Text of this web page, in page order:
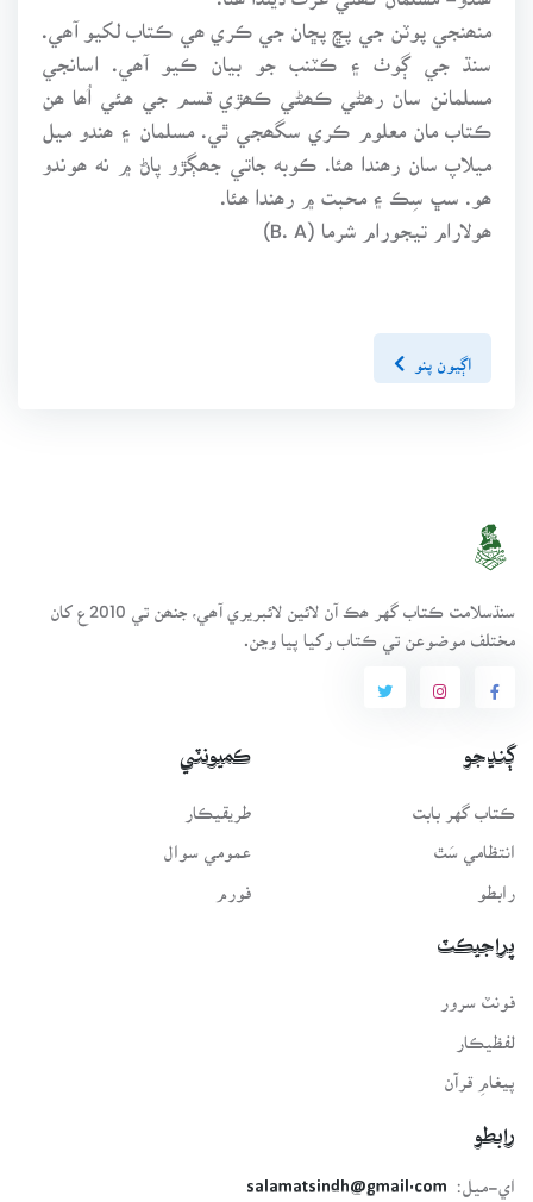
منھنجي پوٽن جي پڇ پڇان جي ڪري ھي ڪتاب لکيو آھي.
سنڌ جي ڳوٺ ۽ ڪٽنب جو بيان ڪيو آھي. اسانجي
مسلمانن سان رھڻي ڪھڻي ڪھڙي قسم جي ھئي اُھا ھن
ڪتاب مان معلوم ڪري سگھجي ٿي. مسلمان ۽ ھندو ميل
ميلاپ سان رھندا ھئا. ڪوبه جاتي جھڳڙو پاڻ ۾ نه ھوندو
ھو. سڀ سِڪ ۽ محبت ۾ رھندا ھئا.
ھولارام تيجورام شرما (B. A)
اڳيون پنو
سنڌسلامت ڪتاب گهر ھڪ آن لائين لائبريري آھي، جنھن تي 2010ع کان
مختلف موضوعن تي ڪتاب رکيا پيا وڃن.
ڳنڍجو
ڪتاب گهر بابت
انتظامي سَٿ
رابطو
ڪميونٽي
طريقيڪار
عمومي سوال
فورم
پراجيڪٽ
فونٽ سرور
لفظيڪار
پيغامِ قرآن
رابطو
اي-ميل:
salamatsindh@gmail.com